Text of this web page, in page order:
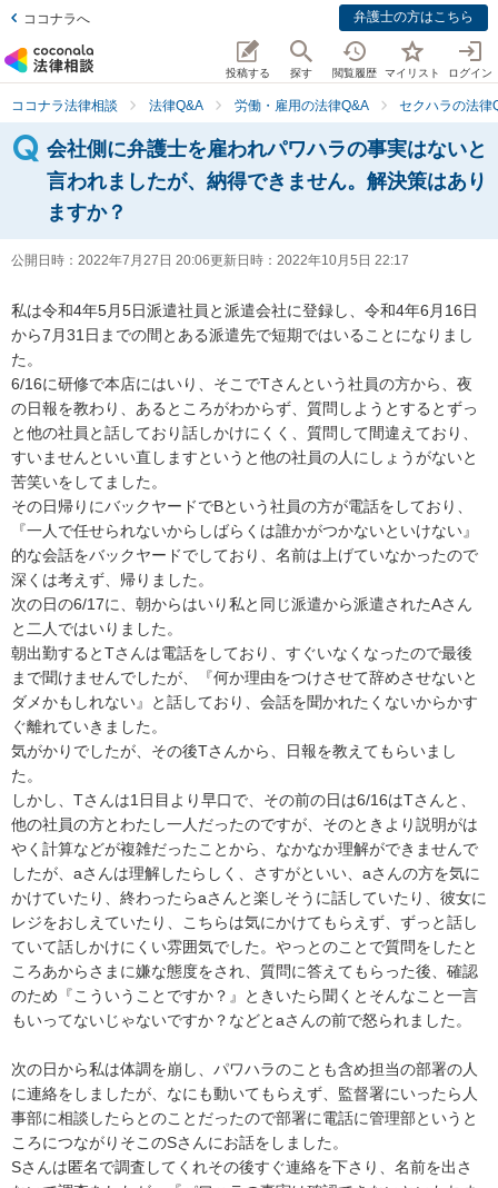
ココナラへ 弁護士の方はこちら
投稿する 探す 閲覧履歴 マイリスト ログイン
ココナラ法律相談 法律Q&A 労働・雇用の法律Q&A セクハラの法律
会社側に弁護士を雇われパワハラの事実はないと
言われましたが、納得できません。解決策はあり
ますか？
公開日時： 2022年7月27日 20:06更新日時： 2022年10月5日 22:17
私は令和4年5月5日派遣社員と派遣会社に登録し、令和4年6月16日
から7月31日までの間とある派遣先で短期ではいることになりまし
た。
6/16に研修で本店にはいり、そこでTさんという社員の方から、夜
の日報を教わり、あるところがわからず、質問しようとするとずっ
と他の社員と話しており話しかけにくく、質問して間違えており、
すいませんといい直しますというと他の社員の人にしょうがないと
苦笑いをしてました。
その日帰りにバックヤードでBという社員の方が電話をしており、
『一人で任せられないからしばらくは誰かがつかないといけない』
的な会話をバックヤードでしており、名前は上げていなかったので
深くは考えず、帰りました。
次の日の6/17に、朝からはいり私と同じ派遣から派遣されたAさん
と二人ではいりました。
朝出勤するとTさんは電話をしており、すぐいなくなったので最後
まで聞けませんでしたが、『何か理由をつけさせて辞めさせないと
ダメかもしれない』と話しており、会話を聞かれたくないからかす
ぐ離れていきました。
気がかりでしたが、その後Tさんから、日報を教えてもらいまし
た。
しかし、Tさんは1日目より早口で、その前の日は6/16はTさんと、
他の社員の方とわたし一人だったのですが、そのときより説明がは
やく計算などが複雑だったことから、なかなか理解ができませんで
したが、aさんは理解したらしく、さすがといい、aさんの方を気に
かけていたり、終わったらaさんと楽しそうに話していたり、彼女に
レジをおしえていたり、こちらは気にかけてもらえず、ずっと話し
ていて話しかけにくい雰囲気でした。やっとのことで質問をしたと
ころあからさまに嫌な態度をされ、質問に答えてもらった後、確認
のため『こういうことですか？』ときいたら聞くとそんなこと一言
もいってないじゃないですか？などとaさんの前で怒られました。
次の日から私は体調を崩し、パワハラのことも含め担当の部署の人
に連絡をしましたが、なにも動いてもらえず、監督署にいったら人
事部に相談したらとのことだったので部署に電話に管理部というと
ころにつながりそこのSさんにお話をしました。
Sさんは匿名で調査してくれその後すぐ連絡を下さり、名前を出さ